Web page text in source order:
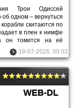
Трои Одиссей
об одном – вернуться
скитаются по
в плен к нимфе
он томится на её
жену18-07-2026, 09:03
WEB-DL